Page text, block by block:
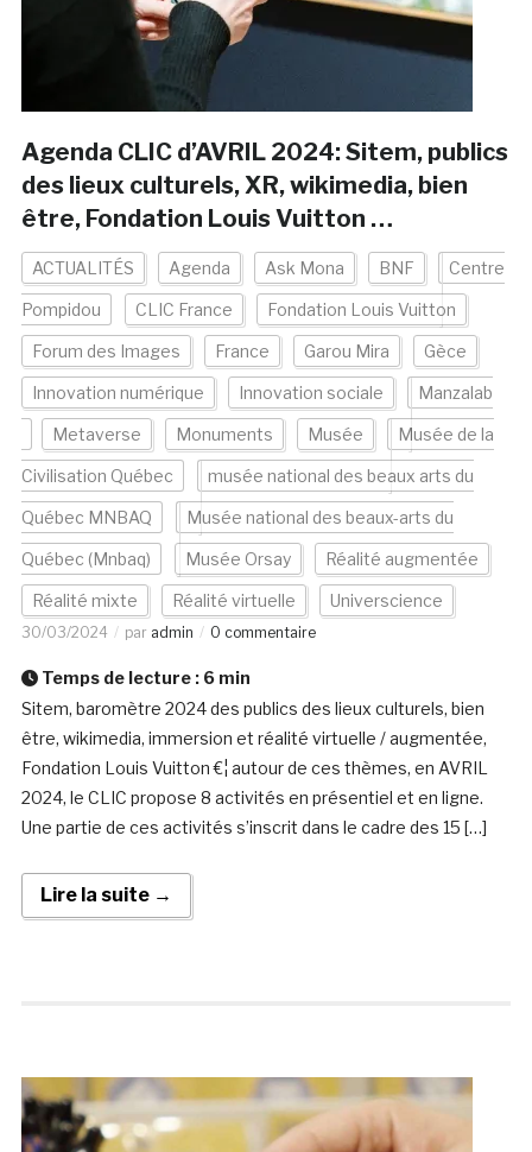
Agenda CLIC d’AVRIL 2024: Sitem, publics
des lieux culturels, XR, wikimedia, bien
être, Fondation Louis Vuitton …
ACTUALITÉS Agenda Ask Mona BNF Centre
Pompidou CLIC France Fondation Louis Vuitton
Forum des Images France Garou Mira Gèce
Innovation numérique Innovation sociale Manzalab
Metaverse Monuments Musée Musée de la
Civilisation Québec musée national des beaux arts du
Québec MNBAQ Musée national des beaux-arts du
Québec (Mnbaq) Musée Orsay Réalité augmentée
Réalité mixte Réalité virtuelle Universcience
30/03/2024 par admin 0 commentaire
Temps de lecture : 6 min
Sitem, baromètre 2024 des publics des lieux culturels, bien
être, wikimedia, immersion et réalité virtuelle / augmentée,
Fondation Louis Vuitton €¦ autour de ces thèmes, en AVRIL
2024, le CLIC propose 8 activités en présentiel et en ligne.
Une partie de ces activités s’inscrit dans le cadre des 15 […]
Lire la suite →